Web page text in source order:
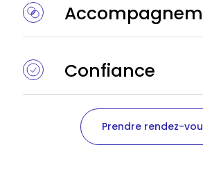
Confiance
Prendre rendez-